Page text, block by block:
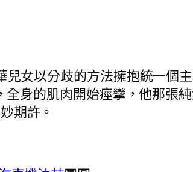
兒女以分歧的方法擁抱統一個
全身的肌肉開始痙攣，他那張
期許。